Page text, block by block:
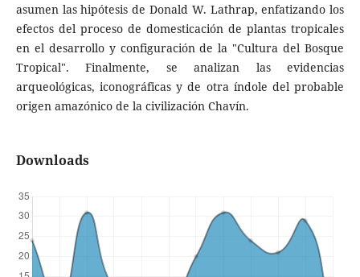
asumen las hipótesis de Donald W. Lathrap, enfatizando los
efectos del proceso de domesticación de plantas tropicales
en el desarrollo y configuración de la "Cultura del Bosque
Tropical". Finalmente, se analizan las evidencias
arqueológicas, iconográficas y de otra índole del probable
origen amazónico de la civilización Chavín.
Downloads